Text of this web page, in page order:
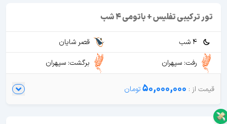
تور ترکیبی تفلیس + باتومی 4 شب
4 شب
قصر شایان
رفت: سپهران
برگشت: سپهران
50,000,000